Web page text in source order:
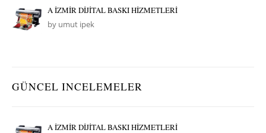
A İZMİR DİJİTAL BASKI HİZMETLERİ
by umut ipek
GÜNCEL INCELEMELER
A İZMİR DİJİTAL BASKI HİZMETLERİ